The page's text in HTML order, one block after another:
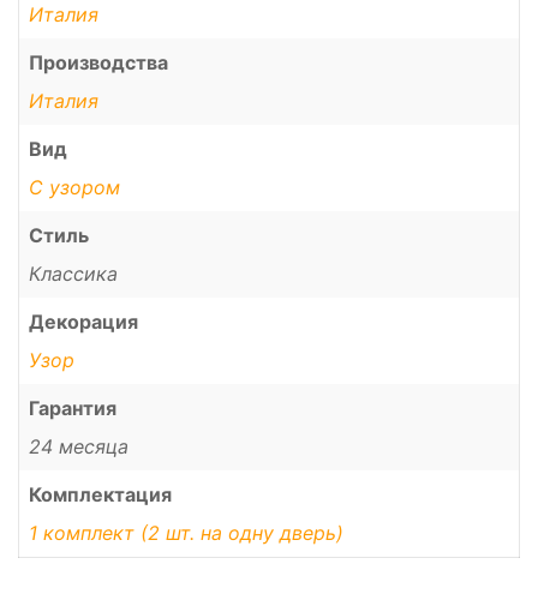
Италия
Производства
Италия
Вид
С узором
Стиль
Классика
Декорация
Узор
Гарантия
24 месяца
Комплектация
1 комплект (2 шт. на одну дверь)